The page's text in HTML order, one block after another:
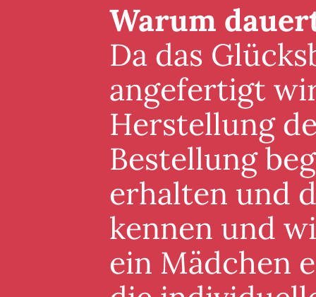
Warum
Da das
angefertigt
Herstellung
Bestellung
erhalten und
kennen und
ein Mädchen